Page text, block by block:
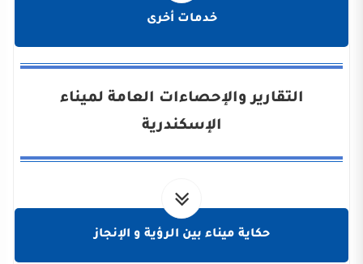
خدمات أخرى
التقارير والإحصاءات العامة لميناء
الإسكندرية
حكاية ميناء بين الرؤية و الإنجاز